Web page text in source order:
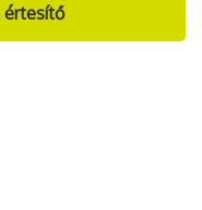
értesítő